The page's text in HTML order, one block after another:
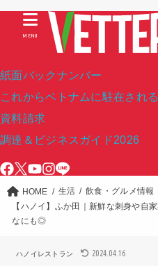
紙面バックナンバー
これからベトナムに駐在され
資料請求
調達＆ビジネスガイド2026
MENU
HOME 生活 飲食・グルメ情報
【ハノイ】ふか田｜新鮮な刺身や自
なにも◎
ハノイレストラン 2024.04.16